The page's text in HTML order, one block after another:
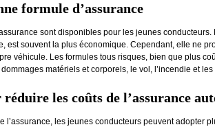
formule d’assurance
sont disponibles pour les jeunes
est souvent la plus économique. Cependant, elle ne
véhicule​​. Les formules tous risques, bien que plus
matériels et corporels, le vol, l’incendie et
les coûts de l’assurance
l’assurance, les jeunes conducteurs peuvent adopter